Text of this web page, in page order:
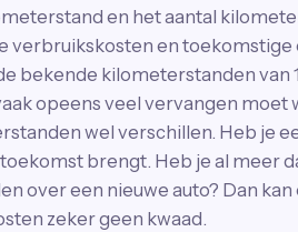
en het aantal
verbruikskosten en
bekende kilometerstanden
opeens veel vervangen moet
wel verschillen. Heb je
brengt. Heb je al meer
over een nieuwe auto? Dan
zeker geen kwaad.